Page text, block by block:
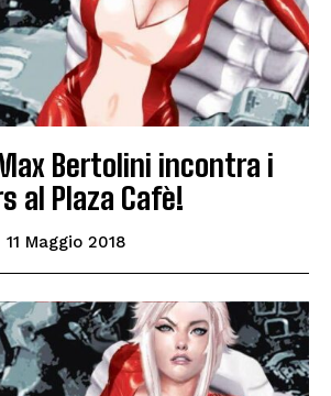
Bertolini incontra i
al Plaza Cafè!
11 Maggio 2018